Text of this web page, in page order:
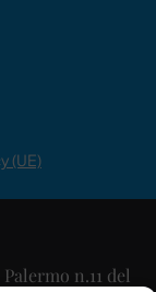
(UE)
n.11 del